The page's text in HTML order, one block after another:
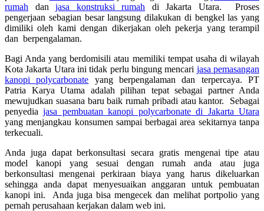
rumah danjasa konstruksi rumah di Jakarta Utara. Proses
pengerjaan sebagian besar langsung dilakukan di bengkel las yang
dimiliki oleh kami dengan dikerjakan oleh pekerja yang terampil
dan berpengalaman.
Bagi Anda yang berdomisili atau memiliki tempat usaha di wilayah
Kota Jakarta Utara ini tidak perlu bingung mencari jasa pemasangan
kanopi polycarbonate yang berpengalaman dan terpercaya. PT
Patria Karya Utama adalah pilihan tepat sebagai partner Anda
mewujudkan suasana baru baik rumah pribadi atau kantor. Sebagai
penyediajasa pembuatan kanopi polycarbonate di Jakarta Utara
yang menjangkau konsumen sampai berbagai area sekitarnya tanpa
terkecuali.
Anda juga dapat berkonsultasi secara gratis mengenai tipe atau
model kanopi yang sesuai dengan rumah anda atau juga
berkonsultasi mengenai perkiraan biaya yang harus dikeluarkan
sehingga anda dapat menyesuaikan anggaran untuk pembuatan
kanopi ini. Anda juga bisa mengecek dan melihat portpolio yang
pernah perusahaan kerjakan dalam web ini.